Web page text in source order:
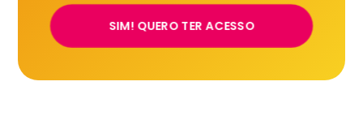
SIM! QUERO TER ACESSO